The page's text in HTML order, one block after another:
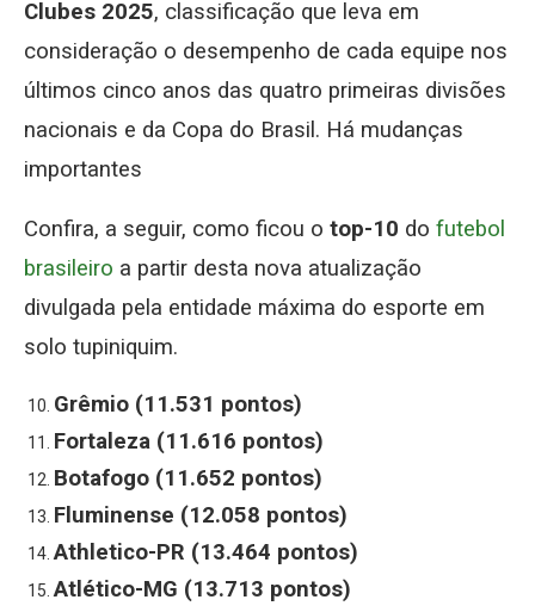
Clubes 2025, classificação que leva em
consideração o desempenho de cada equipe nos
últimos cinco anos das quatro primeiras divisões
nacionais e da Copa do Brasil. Há mudanças
importantes
Confira, a seguir, como ficou o top-10 do futebol
brasileiro a partir desta nova atualização
divulgada pela entidade máxima do esporte em
solo tupiniquim.
Grêmio (11.531 pontos)
Fortaleza (11.616 pontos)
Botafogo (11.652 pontos)
Fluminense (12.058 pontos)
Athletico-PR (13.464 pontos)
Atlético-MG (13.713 pontos)